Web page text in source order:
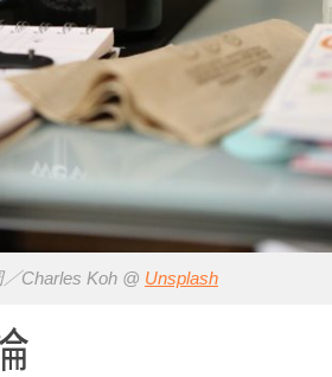
／Charles Koh @ Unsplash